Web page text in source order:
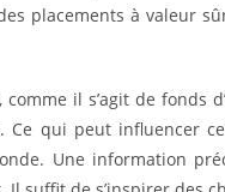
placements à valeur
comme il s’agit de fonds
Ce qui peut influencer
Une information